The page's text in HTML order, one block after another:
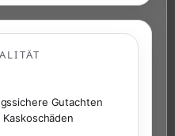
Gutachten